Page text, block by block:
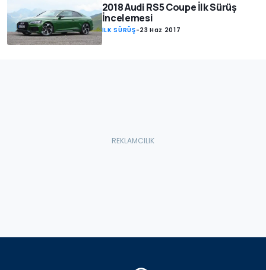
2018 Audi RS5 Coupe İlk Sürüş
İncelemesi
İLK SÜRÜŞ-23 Haz 2017